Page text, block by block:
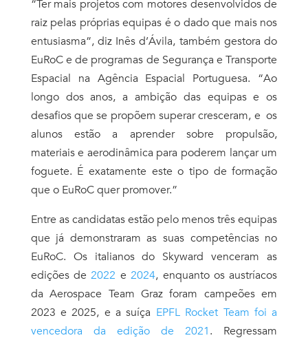
“Ter mais projetos com motores desenvolvidos de
raiz pelas próprias equipas é o dado que mais nos
entusiasma”, diz Inês d’Ávila, também gestora do
EuRoC e de programas de Segurança e Transporte
Espacial na Agência Espacial Portuguesa. “Ao
longo dos anos, a ambição das equipas e os
desafios que se propõem superar cresceram, e os
alunos estão a aprender sobre propulsão,
materiais e aerodinâmica para poderem lançar um
foguete. É exatamente este o tipo de formação
que o EuRoC quer promover.”
Entre as candidatas estão pelo menos três equipas
que já demonstraram as suas competências no
EuRoC. Os italianos do Skyward venceram as
edições de2022 e2024, enquanto os austríacos
da Aerospace Team Graz foram campeões em
2023 e 2025, e a suíça EPFL Rocket Team foi a
vencedora da edição de 2021. Regressam